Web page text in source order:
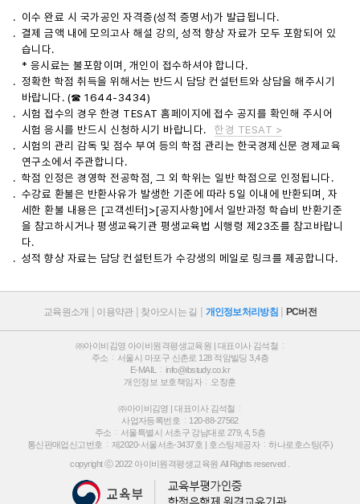
이수 완료 시 국가공인 자격증(성적 증명서)가 발급됩니다.
결제 금액 내에 모의고사 해설 강의, 성적 향상 자료가 모두 포함되어 있
습니다.
* 응시료는 불포함이며, 개인이 접수하셔야 합니다.
정확한 학점 취득을 위해서는 반드시 담당 컨설턴트와 상담을 해주시기
바랍니다. (☎ 1644-3434)
시험 접수의 경우 한경 TESAT 홈페이지에 접수 공지를 확인해 주시어
시험 응시를 반드시 신청하시기 바랍니다.한경 TESAT >
시험의 관리 감독 및 점수 부여 등의 학점 관리는 한국경제신문 경제교육
연구소에서 주관합니다.
학점 인정은 경영학 전공학점, 그 외 학위는 일반 학점으로 인정됩니다.
수강료 환불은 반환사유가 발생한 기준에 따라 5일 이내에 반환되며, 자
세한 환불 내용은 [고객센터]>[공지사항]에서 일반과정 학습비 반환기준
을 참고하시거나 평생교육기관 평생교육법 시행령 제23조를 참고바랍니
다.
성적 향상 자료는 담당 컨설턴트가 수강생의 메일로 링크를 제공합니다.
교육원소개 이용약관 찾아오시는 길 개인정보처리방침 PC버전
㈜아이비김영 아이비원격평생교육원 | 대표이사 김석철
주소
서울시 마포구 신촌로 128 적암빌딩 3,4층
E-MAIL
info@ibstudy.co.kr
개인정보 보호책임자
오창훈
㈜아이비김영 | 대표이사 김석철
사업자등록번호
120-88-27562
주소
서울특별시 서초구 강남대로 279, 4, 5층
통신판매업신고번호
제2020-서울서초-3437호 | 호스팅제공자
하나로호스팅(주)
copyright ⓒ 2022 아이비원격평생교육원 All Rights reserved .